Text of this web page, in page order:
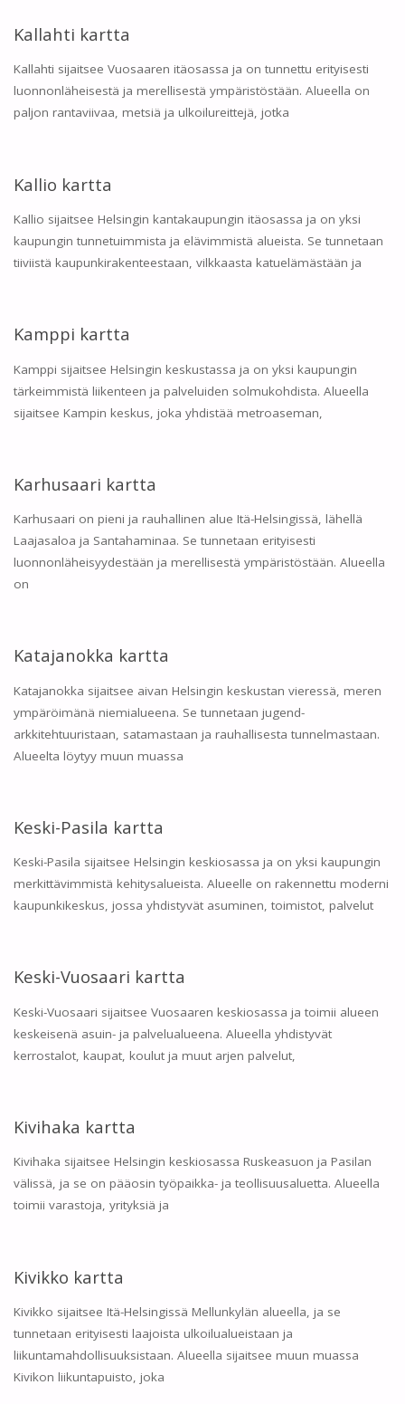
Kallahti kartta
Kallahti sijaitsee Vuosaaren itäosassa ja on tunnettu erityisesti
luonnonläheisestä ja merellisestä ympäristöstään. Alueella on
paljon rantaviivaa, metsiä ja ulkoilureittejä, jotka
Kallio kartta
Kallio sijaitsee Helsingin kantakaupungin itäosassa ja on yksi
kaupungin tunnetuimmista ja elävimmistä alueista. Se tunnetaan
tiiviistä kaupunkirakenteestaan, vilkkaasta katuelämästään ja
Kamppi kartta
Kamppi sijaitsee Helsingin keskustassa ja on yksi kaupungin
tärkeimmistä liikenteen ja palveluiden solmukohdista. Alueella
sijaitsee Kampin keskus, joka yhdistää metroaseman,
Karhusaari kartta
Karhusaari on pieni ja rauhallinen alue Itä-Helsingissä, lähellä
Laajasaloa ja Santahaminaa. Se tunnetaan erityisesti
luonnonläheisyydestään ja merellisestä ympäristöstään. Alueella
on
Katajanokka kartta
Katajanokka sijaitsee aivan Helsingin keskustan vieressä, meren
ympäröimänä niemialueena. Se tunnetaan jugend-
arkkitehtuuristaan, satamastaan ja rauhallisesta tunnelmastaan.
Alueelta löytyy muun muassa
Keski-Pasila kartta
Keski-Pasila sijaitsee Helsingin keskiosassa ja on yksi kaupungin
merkittävimmistä kehitysalueista. Alueelle on rakennettu moderni
kaupunkikeskus, jossa yhdistyvät asuminen, toimistot, palvelut
Keski-Vuosaari kartta
Keski-Vuosaari sijaitsee Vuosaaren keskiosassa ja toimii alueen
keskeisenä asuin- ja palvelualueena. Alueella yhdistyvät
kerrostalot, kaupat, koulut ja muut arjen palvelut,
Kivihaka kartta
Kivihaka sijaitsee Helsingin keskiosassa Ruskeasuon ja Pasilan
välissä, ja se on pääosin työpaikka- ja teollisuusaluetta. Alueella
toimii varastoja, yrityksiä ja
Kivikko kartta
Kivikko sijaitsee Itä-Helsingissä Mellunkylän alueella, ja se
tunnetaan erityisesti laajoista ulkoilualueistaan ja
liikuntamahdollisuuksistaan. Alueella sijaitsee muun muassa
Kivikon liikuntapuisto, joka